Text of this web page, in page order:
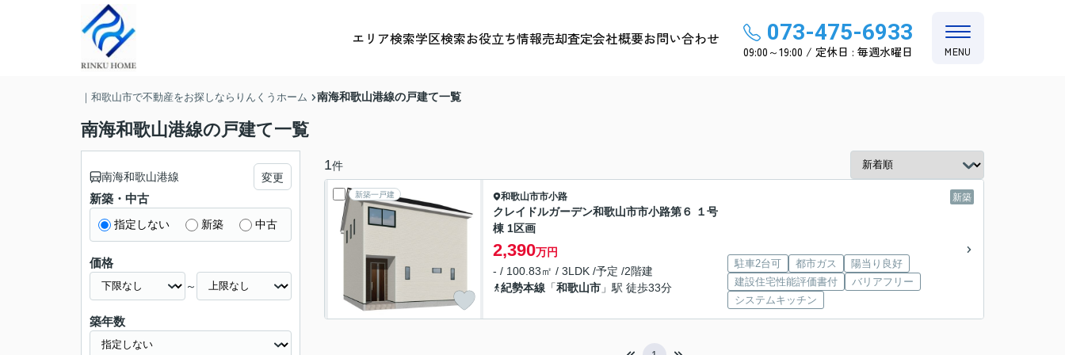
エリア検索学区検索お役立ち情報売却査定会社概要お問い合わせ 073-475-6933
09:00～19:00 / 定休日 : 毎週水曜日 MENU
｜和歌山市で不動産をお探しならりんくうホーム 南海和歌山港線の戸建て一覧
南海和歌山港線の戸建て一覧
1件
新築一戸建 新築
和歌山市市小路
クレイドルガーデン和歌山市市小路第６ １号
棟 1区画
2,390万円
- / 100.83㎡ / 3LDK /予定 /2階建
紀勢本線 「和歌山市 」駅 徒歩33分
駐車2台可 都市ガス
陽当り良好
建設住宅性能評価書付
バリアフリー
システムキッチン
南海和歌山港線 変更
新築・中古
指定しない 新築 中古
価格
～
築年数